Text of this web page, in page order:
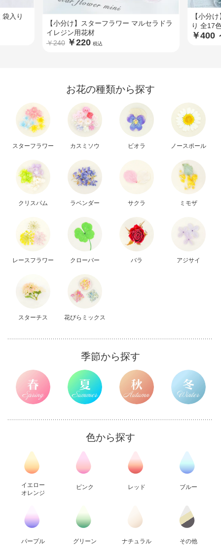
入り
【小分け】スターフラワー マルセラドラ
イレジン用花材
￥240 ￥220 税込
【小分
り 全17
￥400
お花の種類から探す
スターフラワー カスミソウ ビオラ ノースポール
クリスパム ラベンダー サクラ ミモザ
レースフラワー クローバー バラ アジサイ
スターチス 花びらミックス
季節から探す
色から探す
イエロー
オレンジ
ピンク レッド ブルー
パープル グリーン ナチュラル その他